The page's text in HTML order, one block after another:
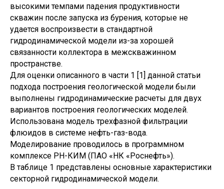
высокими темпами падения продуктивности
скважин после запуска из бурения, которые не
удается воспроизвести в стандартной
гидродинамической модели из-за хорошей
связанности коллектора в межскважинном
пространстве.
Для оценки описанного в части 1 [1] данной статьи
подхода построения геологической модели были
выполнены гидродинамические расчеты для двух
вариантов построения геологических моделей.
Использована модель трехфазной фильтрации
флюидов в системе нефть-газ-вода.
Моделирование проводилось в программном
комплексе РН-КИМ (ПАО «НК «Роснефть»).
В таблице 1 представлены основные характеристики
секторной гидродинамической модели.